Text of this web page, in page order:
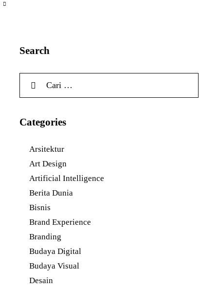
Search
Categories
Arsitektur
Art Design
Artificial Intelligence
Berita Dunia
Bisnis
Brand Experience
Branding
Budaya Digital
Budaya Visual
Desain